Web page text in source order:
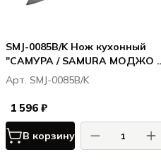
SMJ-0085B/K Нож кухонный
"САМУРА / SAMURA МОДЖО /
MOJO" Шеф 200 мм, корроз.-
стойкая сталь, полипропилен
чёрн.
Арт. SMJ-0085B/K
1 596 ₽
В корзину